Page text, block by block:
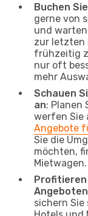
Buchen
gerne von
und
zur letzten
frühzeitig
nur oft
mehr
Schauen
an: Planen
werfen Sie
Angebote
Sie die
möchten,
Mietwagen.
Profitieren
Angeboten
sichern